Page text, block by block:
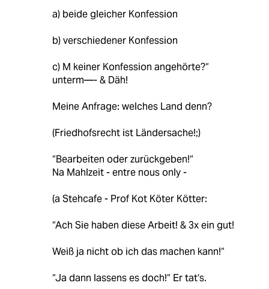
a) beide gleicher Konfession
b) verschiedener Konfession
c) M keiner Konfession angehörte?“
unterm—- & Däh!
Meine Anfrage: welches Land denn?
(Friedhofsrecht ist Ländersache!;)
“Bearbeiten oder zurückgeben!“
Na Mahlzeit - entre nous only -
(a Stehcafe - Prof Kot Köter Kötter:
“Ach Sie haben diese Arbeit! & 3x ein gut!
Weiß ja nicht ob ich das machen kann!“
“Ja dann lassens es doch!“ Er tat‘s.